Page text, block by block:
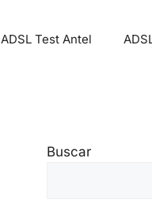
ADSL Test Antel
Buscar